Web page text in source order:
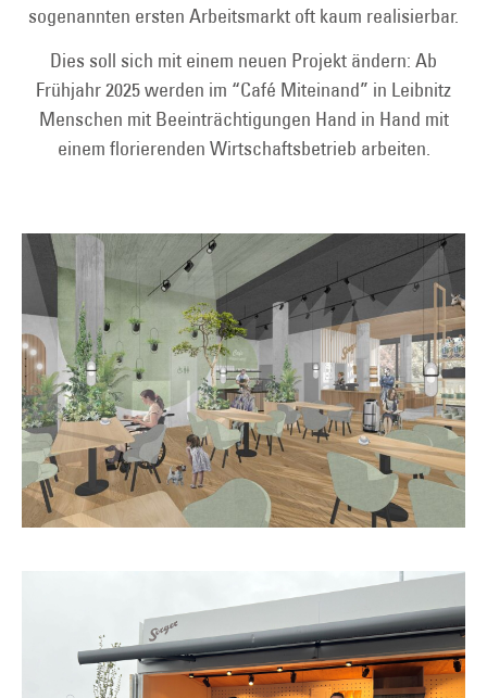
sogenannten ersten Arbeitsmarkt oft kaum realisierbar.
Dies soll sich mit einem neuen Projekt ändern: Ab
Frühjahr 2025 werden im “Café Miteinand” in Leibnitz
Menschen mit Beeinträchtigungen Hand in Hand mit
einem florierenden Wirtschaftsbetrieb arbeiten.